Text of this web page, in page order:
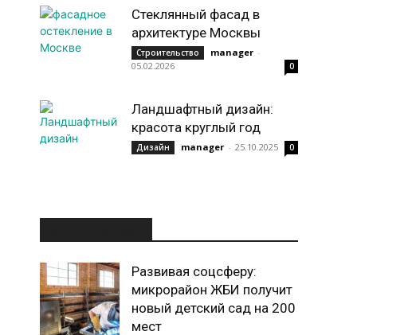
Стеклянный фасад в
архитектуре Москвы
Строительство manager -
05.02.2026
0
Ландшафтный дизайн:
красота круглый год
Дизайн manager - 25.10.2025 0
Развивая соцсферу:
микрорайон ЖБИ получит
новый детский сад на 200
мест